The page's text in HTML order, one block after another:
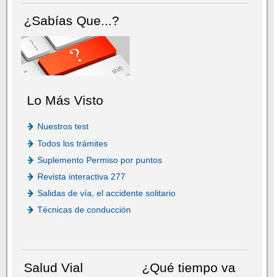
¿Sabías Que...?
Lo Más Visto
Nuestros test
Todos los trámites
Suplemento Permiso por puntos
Revista interactiva 277
Salidas de vía, el accidente solitario
Técnicas de conducción
Salud Vial
¿Qué tiempo va